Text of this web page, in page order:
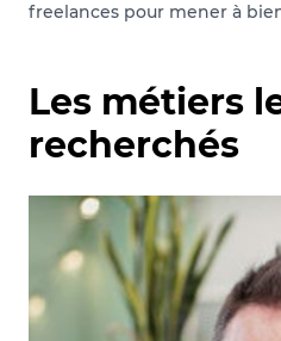
freelances pour mener à
Les métiers
recherchés